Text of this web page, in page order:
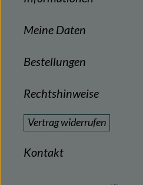
Meine Daten
Bestellungen
Rechtshinweise
Vertrag widerrufen
Kontakt